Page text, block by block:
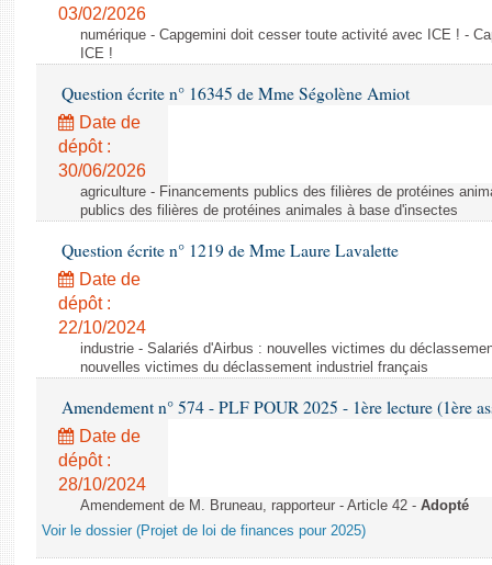
Questions écrites et orales
Comptes rendus des débats
03/02/2026
numérique - Capgemini doit cesser toute activité avec ICE ! -
ICE !
Question écrite n° 16345 de Mme Ségolène Amiot
Date de
dépôt :
30/06/2026
agriculture - Financements publics des filières de protéines
publics des filières de protéines animales à base d'insectes
Question écrite n° 1219 de Mme Laure Lavalette
Date de
dépôt :
22/10/2024
industrie - Salariés d'Airbus : nouvelles victimes du
nouvelles victimes du déclassement industriel français
Amendement n° 574 - PLF POUR 2025 - 1ère lecture (1ère
Date de
dépôt :
28/10/2024
Amendement de M. Bruneau, rapporteur - Article 42 - Adopté
Voir le dossier (Projet de loi de finances pour 2025)